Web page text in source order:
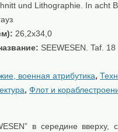
und Lithographie. In acht
26,2x34,0
SEEWESEN. Taf. 18
военная атрибутика,
, Флот и
в середине вверху,